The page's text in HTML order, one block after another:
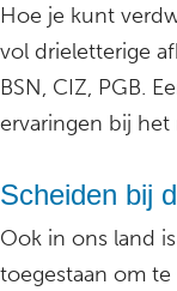
Hoe je kunt
vol drieletterige
BSN, CIZ, PGB.
ervaringen bij
Scheiden bij
Ook in ons land
toegestaan om